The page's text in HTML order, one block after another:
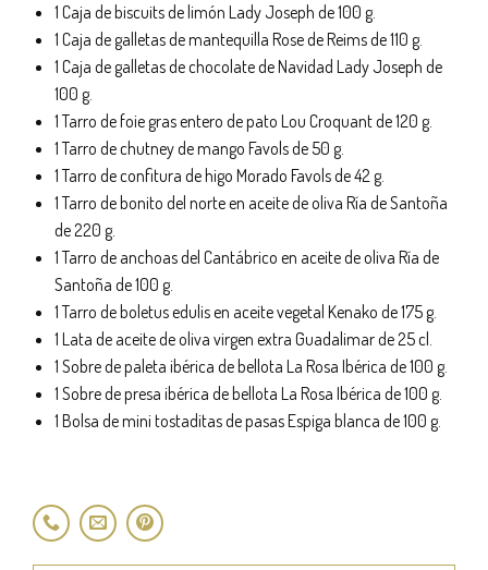
1 Caja de biscuits de limón Lady Joseph de 100 g.
1 Caja de galletas de mantequilla Rose de Reims de 110 g.
1 Caja de galletas de chocolate de Navidad Lady Joseph de
100 g.
1 Tarro de foie gras entero de pato Lou Croquant de 120 g.
1 Tarro de chutney de mango Favols de 50 g.
1 Tarro de confitura de higo Morado Favols de 42 g.
1 Tarro de bonito del norte en aceite de oliva Ría de Santoña
de 220 g.
1 Tarro de anchoas del Cantábrico en aceite de oliva Ría de
Santoña de 100 g.
1 Tarro de boletus edulis en aceite vegetal Kenako de 175 g.
1 Lata de aceite de oliva virgen extra Guadalimar de 25 cl.
1 Sobre de paleta ibérica de bellota La Rosa Ibérica de 100 g.
1 Sobre de presa ibérica de bellota La Rosa Ibérica de 100 g.
1 Bolsa de mini tostaditas de pasas Espiga blanca de 100 g.